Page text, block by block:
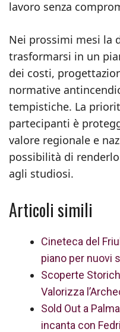
lavoro senza
Nei prossimi mesi la
trasformarsi in un
dei costi,
normative
tempistiche. La
partecipanti è
valore regionale e
possibilità di
agli studiosi.
Articoli simili
Cineteca del
piano per nuovi
Scoperte
Valorizza
Sold Out a
incanta con